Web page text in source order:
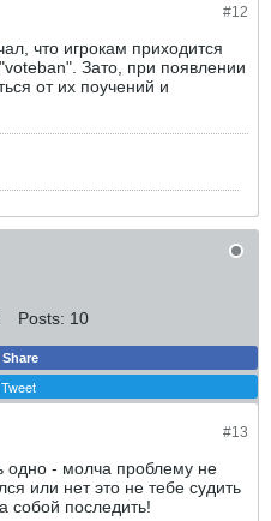
#12
что игрокам приходится
Зато, при появлении
от их поучений и
Posts: 10
Share
Tweet
#13
одно - молча проблему не
или нет это не тебе судить
собой последить!